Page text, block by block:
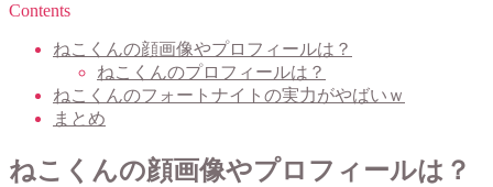
Contents
ねこくんの顔画像やプロフィールは？
ねこくんのプロフィールは？
ねこくんのフォートナイトの実力がやばいｗ
まとめ
ねこくんの顔画像やプロフィールは？